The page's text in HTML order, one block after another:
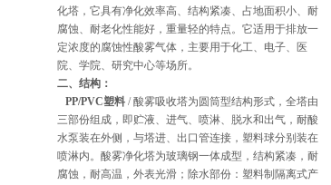
化塔，它具有净化效率高、结构紧凑、占地面积小、耐
腐蚀、耐老化性能好，重量轻的特点。它适用于排放一
定浓度的腐蚀性酸雾气体，主要用于化工、电子、医
院、学院、研究中心等场所。
二、结构：
PP/PVC塑料 / 酸雾吸收塔为圆筒型结构形式，全塔由
三部份组成，即贮液、进气、喷淋、脱水和出气，耐酸
水泵装在外侧，与塔进、出口管连接，塑料球分别装在
喷淋内。酸雾净化塔为玻璃钢一体成型，结构紧凑，耐
腐蚀，耐高温，外表光滑；除水部份：塑料制隔离式产